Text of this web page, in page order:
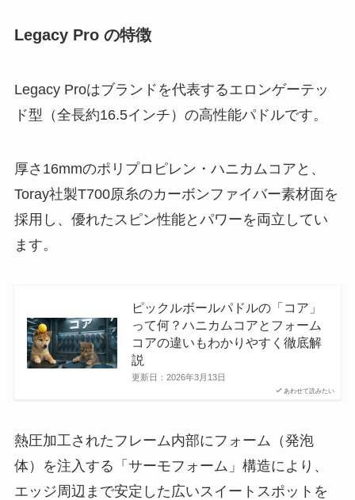
Legacy Pro の特徴
Legacy Proはブランドを代表するエロンゲーテッ
ド型（全長約16.5インチ）の高性能パドルです。
厚さ16mmのポリプロピレン・ハニカムコアと、
Toray社製T700原糸のカーボンファイバー素材面を
採用し、優れたスピン性能とパワーを両立してい
ます。
あわせて読みたい
ピックルボールパドルの「コア」
って何？ハニカムコアとフォーム
コアの違いもわかりやすく徹底解
説
更新日： 2026年3月13日
熱圧加工されたフレーム内部にフォーム（発泡
体）を注入する「サーモフォーム」構造により、
エッジ周辺まで安定した広いスイートスポットを